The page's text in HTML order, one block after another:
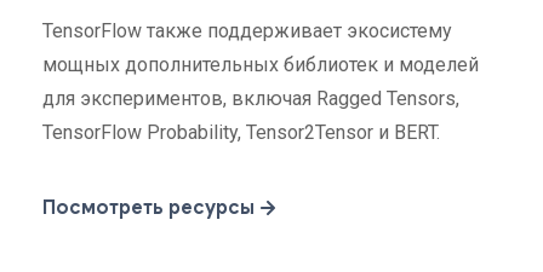
TensorFlow также поддерживает экосистему
мощных дополнительных библиотек и моделей
для экспериментов, включая Ragged Tensors,
TensorFlow Probability, Tensor2Tensor и BERT.
Посмотреть ресурсы